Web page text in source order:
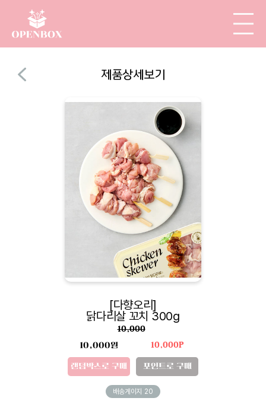
제품상세보기
[다향오리]
닭다리살 꼬치 300g
10,000
10,000원
랜덤박스로 구매
10,000P
포인트로 구매
배송게이지 20